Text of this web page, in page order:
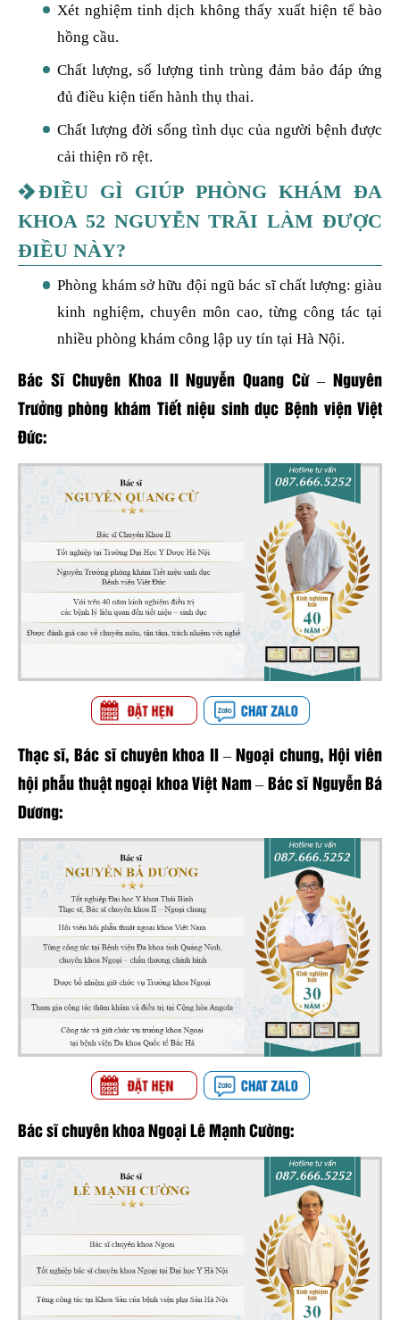
Xét nghiệm tinh dịch không thấy xuất hiện tế bào
hồng cầu.
Chất lượng, số lượng tinh trùng đảm bảo đáp ứng
đủ điều kiện tiến hành thụ thai.
Chất lượng đời sống tình dục của người bệnh được
cải thiện rõ rệt.
ĐIỀU GÌ GIÚP PHÒNG KHÁM ĐA
KHOA 52 NGUYỄN TRÃI LÀM ĐƯỢC
ĐIỀU NÀY?
Phòng khám sở hữu đội ngũ bác sĩ chất lượng: giàu
kinh nghiệm, chuyên môn cao, từng công tác tại
nhiều phòng khám công lập uy tín tại Hà Nội.
Bác Sĩ Chuyên Khoa II Nguyễn Quang Cừ – Nguyên
Trưởng phòng khám Tiết niệu sinh dục Bệnh viện Việt
Đức:
Thạc sĩ, Bác sĩ chuyên khoa II – Ngoại chung, Hội viên
hội phẫu thuật ngoại khoa Việt Nam – Bác sĩ Nguyễn Bá
Dương:
Bác sĩ chuyên khoa Ngoại Lê Mạnh Cường: